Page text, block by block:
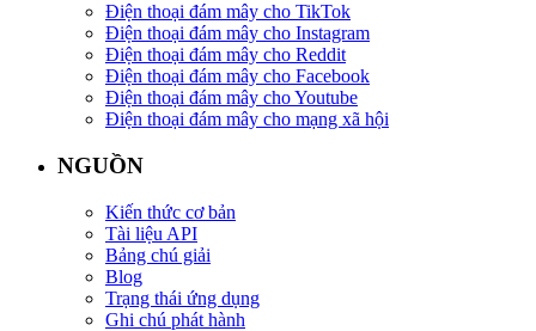
Điện thoại đám mây cho TikTok
Điện thoại đám mây cho Instagram
Điện thoại đám mây cho Reddit
Điện thoại đám mây cho Facebook
Điện thoại đám mây cho Youtube
Điện thoại đám mây cho mạng xã hội
NGUỒN
Kiến thức cơ bản
Tài liệu API
Bảng chú giải
Blog
Trạng thái ứng dụng
Ghi chú phát hành